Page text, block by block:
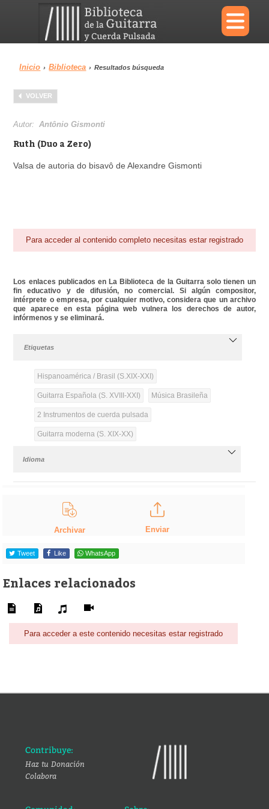
×
Menu
Biblioteca
Inicio › Biblioteca › Resultados búsqueda
VOLVER
Autor:Antônio Gismonti
Ruth (Duo a Zero)
Valsa de autoria do bisavô de Alexandre Gismonti
Para acceder al contenido completo necesitas estar registrado
Los enlaces publicados en La Biblioteca de la Guitarra solo tienen un
fin educativo y de difusión, no comercial. Si algún compositor,
intérprete o empresa, por cualquier motivo, considera que un archivo
que aparece en esta página web vulnera los derechos de autor,
infórmenos y se eliminará.
Etiquetas
Hispanoamérica / Brasil (S.XIX-XXI)
Guitarra Española (S. XVIII-XXI) Música Brasileña
2 Instrumentos de cuerda pulsada
Guitarra moderna (S. XIX-XX)
Idioma
Archivar Enviar
Tweet Like WhatsApp
Enlaces relacionados
Para acceder a este contenido necesitas estar registrado
Contribuye:
Haz tu Donación
Colabora